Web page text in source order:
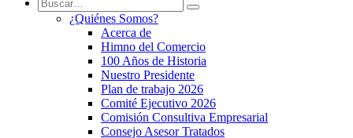
¿Quiénes Somos?
Acerca de
Himno del Comercio
100 Años de Historia
Nuestro Presidente
Plan de trabajo 2026
Comité Ejecutivo 2026
Comisión Consultiva Empresarial
Consejo Asesor Tratados